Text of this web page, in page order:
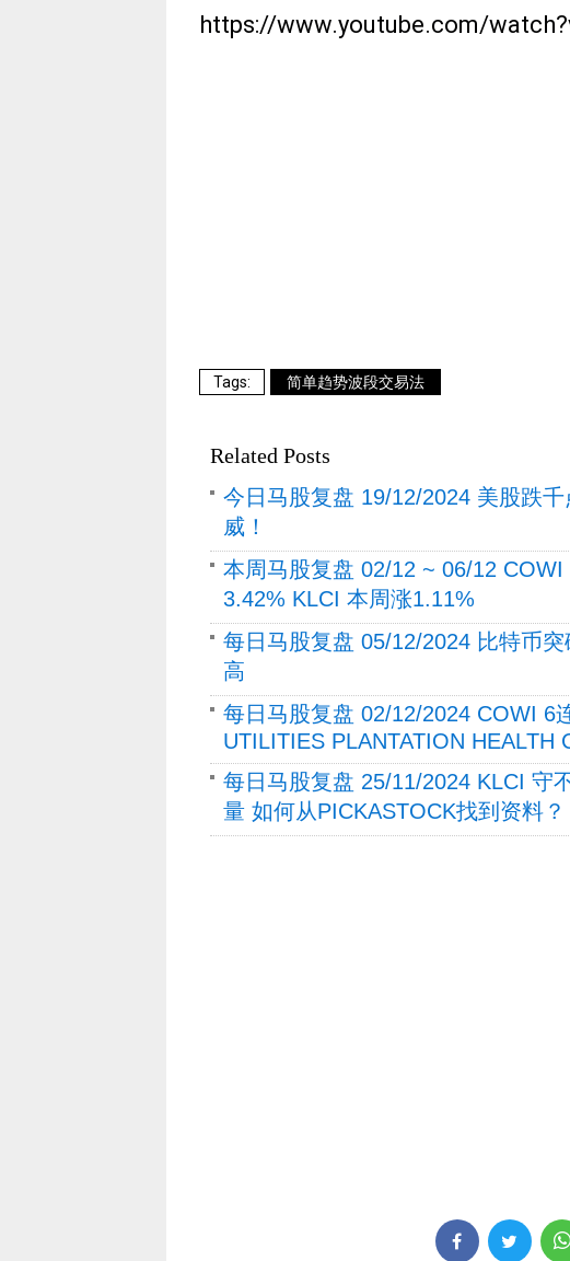
https://www.youtube.com/
简单趋势波段交易法
Related Posts
今日马股复盘 19/12/2024 美股跌
威！
本周马股复盘 02/12 ~ 06/12
3.42% KLCI 本周涨1.11%
每日马股复盘 05/12/2024 比特币
高
每日马股复盘 02/12/2024 COWI 6
UTILITIES PLANTATION HEALTH
每日马股复盘 25/11/2024 KLCI 守
量 如何从PICKASTOCK找到资料？